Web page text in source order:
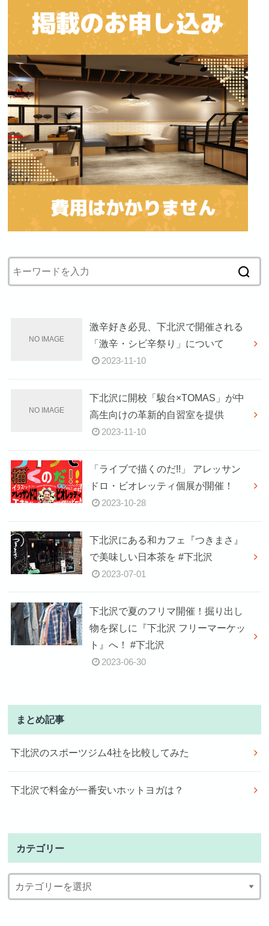
激辛好き必見、下北沢で開催される
「激辛・シビ辛祭り」について
2023-11-10
下北沢に開校「駿台×TOMAS」が中
高生向けの革新的自習室を提供
2023-11-10
「ライブで描くのだ!!」 アレッサン
ドロ・ビオレッティ個展が開催！
2023-10-28
下北沢にある和カフェ『つきまさ』
で美味しい日本茶を #下北沢
2023-07-01
下北沢で夏のフリマ開催！掘り出し
物を探しに『下北沢 フリーマーケッ
ト』へ！ #下北沢
2023-06-30
まとめ記事
下北沢のスポーツジム4社を比較してみた
下北沢で料金が一番安いホットヨガは？
カテゴリー